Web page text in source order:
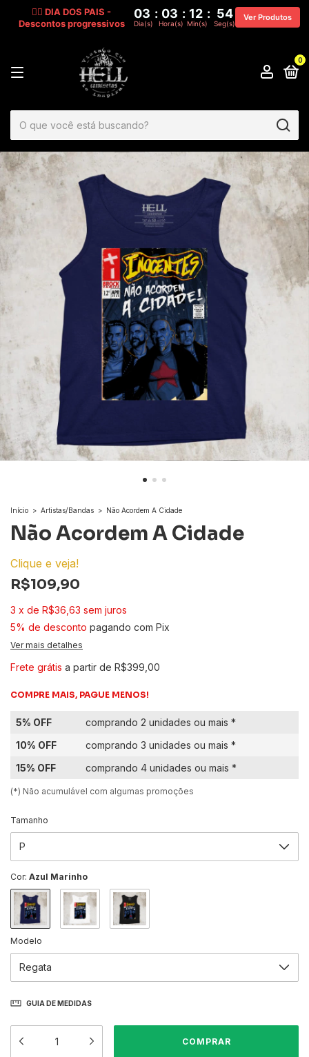
🧔‍♂️ DIA DOS PAIS -
Descontos progressivos
03 : 03 : 12 : 54
Dia(s) Hora(s) Min(s) Seg(s)
Ver Produtos
0
Início > Artistas/Bandas > Não Acordem A Cidade
Não Acordem A Cidade
Clique e veja!
R$109,90
3 x de R$36,63 sem juros
5% de desconto pagando com Pix
Ver mais detalhes
Frete grátis a partir de R$399,00
COMPRE MAIS, PAGUE MENOS!
5% OFF
comprando 2 unidades ou mais *
10% OFF
comprando 3 unidades ou mais *
15% OFF
comprando 4 unidades ou mais *
(*) Não acumulável com algumas promoções
Tamanho
Cor: Azul Marinho
Modelo
GUIA DE MEDIDAS